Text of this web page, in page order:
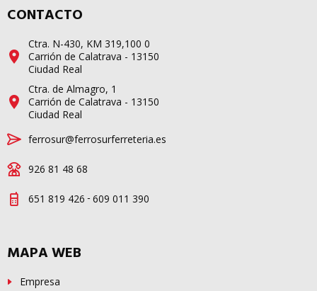
CONTACTO
Ctra. N-430, KM 319,100 0
Carrión de Calatrava - 13150
Ciudad Real
Ctra. de Almagro, 1
Carrión de Calatrava - 13150
Ciudad Real
ferrosur@ferrosurferreteria.es
926 81 48 68
651 819 426 - 609 011 390
MAPA WEB
Empresa